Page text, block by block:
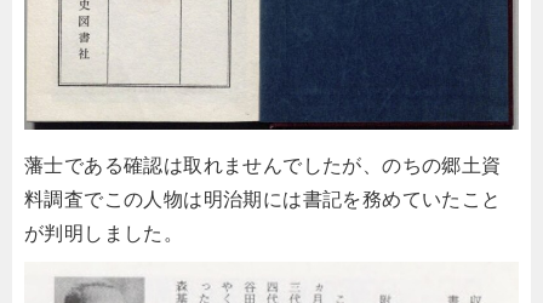
藩士である確認は取れませんでしたが、のちの郷土資
料調査でこの人物は明治期には書記を務めていたこと
が判明しました。